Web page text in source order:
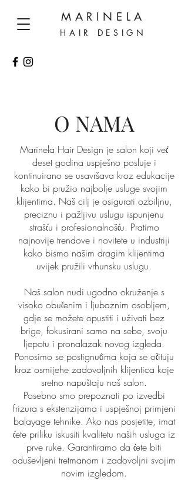
MARINELA
HAIR DESIGN
O NAMA
Marinela Hair Design je salon koji već
deset godina uspješno posluje i
kontinuirano se usavršava kroz edukacije
kako bi pružio najbolje usluge svojim
klijentima. Naš cilj je osigurati ozbiljnu,
preciznu i pažljivu uslugu ispunjenu
strašću i profesionalnošću. Pratimo
najnovije trendove i novitete u industriji
kako bismo našim dragim klijentima
uvijek pružili vrhunsku uslugu.
Naš salon nudi ugodno okruženje s
visoko obučenim i ljubaznim osobljem,
gdje se možete opustiti i uživati bez
brige, fokusirani samo na sebe, svoju
ljepotu i pronalazak novog izgleda.
Ponosimo se postignućima koja se očituju
kroz osmijehe zadovoljnih klijentica koje
sretno napuštaju naš salon.
Posebno smo prepoznati po izvedbi
frizura s ekstenzijama i uspješnoj primjeni
balayage tehnike. Ako nas posjetite, imat
ćete priliku iskusiti kvalitetu naših usluga iz
prve ruke. Garantiramo da ćete biti
oduševljeni tretmanom i zadovoljni svojim
novim izgledom.